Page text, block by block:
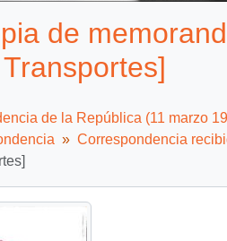
de
Transportes]
de la República (11 marzo
Correspondencia